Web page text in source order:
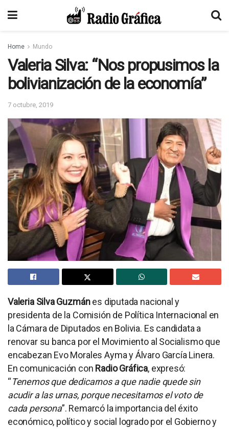
Home Mundo
Valeria Silva: “Nos propusimos la
bolivianización de la economía”
7 octubre, 2019
Valeria Silva Guzmánes diputada nacional y
presidenta de la Comisión de Política Internacional en
la Cámara de Diputados en Bolivia. Es candidata a
renovar su banca por el Movimiento al Socialismo que
encabezan Evo Morales Ayma y Álvaro García Linera.
En comunicación con Radio Gráfica, expresó:
“Tenemos que dedicarnos a que nadie quede sin
acudir a las urnas, porque necesitamos el voto de
cada persona”. Remarcó la importancia del éxito
económico, político y social logrado por el Gobierno y